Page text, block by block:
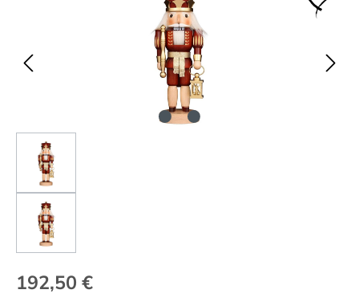
Regulärer Preis:
192,50 €